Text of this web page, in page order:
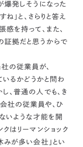
爆発しそうになった
ね」と、さらりと答え
感を持って、また、
証拠だと思うからで
の従業員が、
るかどうかと問わ
、普通の人でも、き
社の従業員や、ひ
いような才能を開
クはリーマンショック
みが多い会社」とい